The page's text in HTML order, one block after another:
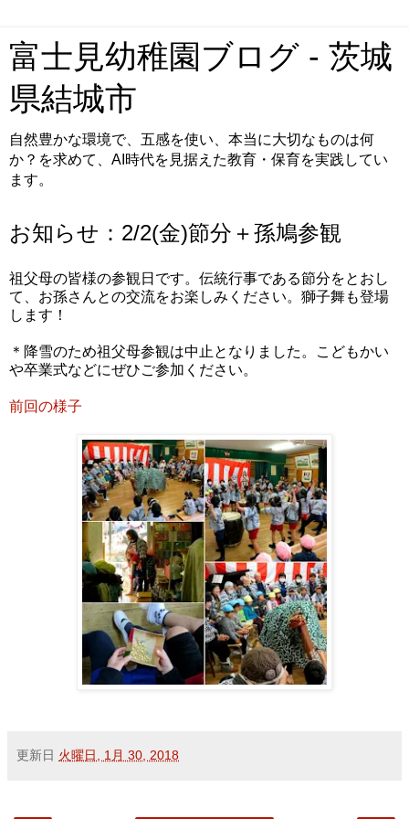
富士見幼稚園ブログ - 茨城
県結城市
自然豊かな環境で、五感を使い、本当に大切なものは何
か？を求めて、AI時代を見据えた教育・保育を実践してい
ます。
お知らせ：2/2(金)節分＋孫鳩参観
祖父母の皆様の参観日です。伝統行事である節分をとおし
て、お孫さんとの交流をお楽しみください。獅子舞も登場
します！
＊降雪のため祖父母参観は中止となりました。こどもかい
や卒業式などにぜひご参加ください。
前回の様子
更新日 火曜日, 1月 30, 2018